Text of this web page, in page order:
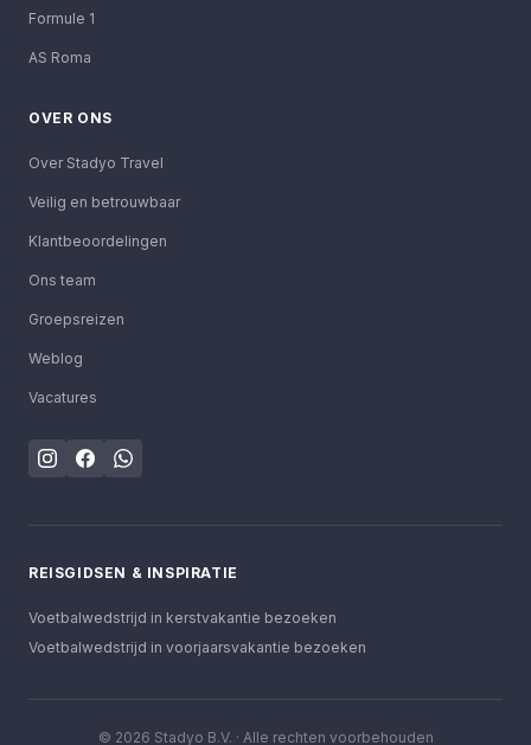
Formule 1
AS Roma
OVER ONS
Over Stadyo Travel
Veilig en betrouwbaar
Klantbeoordelingen
Ons team
Groepsreizen
Weblog
Vacatures
REISGIDSEN & INSPIRATIE
Voetbalwedstrijd in kerstvakantie bezoeken
Voetbalwedstrijd in voorjaarsvakantie bezoeken
© 2026 Stadyo B.V. · Alle rechten voorbehouden